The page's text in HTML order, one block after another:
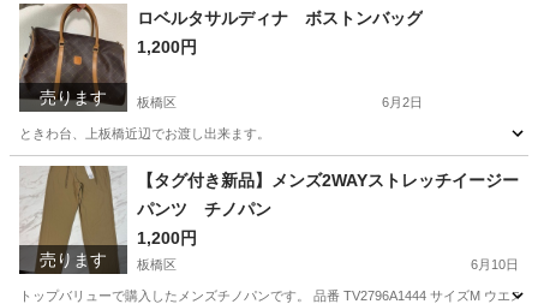
東京 板橋区 上板橋駅 キッズ用品 保育園
売ります
ロベルタサルディナ ボストンバッグ
1,200円
板橋区 6月2日
ときわ台、上板橋近辺でお渡し出来ます。
東京 板橋区 バッグ ボストンバッグ
売ります
【タグ付き新品】メンズ2WAYストレッチイージー
パンツ チノパン
1,200円
板橋区 6月10日
トップバリューで購入したメンズチノパンです。 品番 TV2796A1444 サイズM ウエ